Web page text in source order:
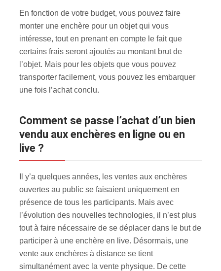
En fonction de votre budget, vous pouvez faire
monter une enchère pour un objet qui vous
intéresse, tout en prenant en compte le fait que
certains frais seront ajoutés au montant brut de
l’objet. Mais pour les objets que vous pouvez
transporter facilement, vous pouvez les embarquer
une fois l’achat conclu.
Comment se passe l’achat d’un bien
vendu aux enchères en ligne ou en
live ?
Il y’a quelques années, les ventes aux enchères
ouvertes au public se faisaient uniquement en
présence de tous les participants. Mais avec
l’évolution des nouvelles technologies, il n’est plus
tout à faire nécessaire de se déplacer dans le but de
participer à une enchère en live. Désormais, une
vente aux enchères à distance se tient
simultanément avec la vente physique. De cette